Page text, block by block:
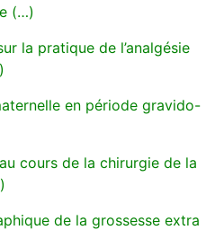
(…)
la pratique de l’analgésie
en période gravido-
cours de la chirurgie de la
de la grossesse extra